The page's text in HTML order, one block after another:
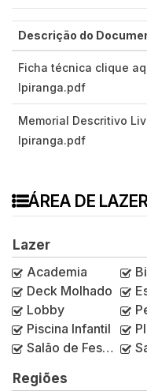
Descrição do
Ficha técnica clique
Ipiranga.pdf
Memorial Descritivo
Ipiranga.pdf
ÁREA DE LAZER
Lazer
Academia
Deck Molhado
Lobby
Piscina Infantil
Salão de Festas
Regiões